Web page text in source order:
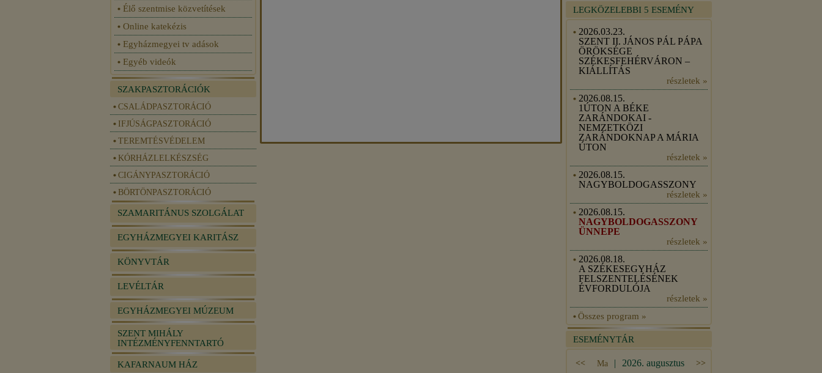
Élő szentmise közvetítések
Online katekézis
Egyházmegyei tv adások
Egyéb videók
SZAKPASZTORÁCIÓK
CSALÁDPASZTORÁCIÓ
IFJÚSÁGPASZTORÁCIÓ
TEREMTÉSVÉDELEM
KÓRHÁZLELKÉSZSÉG
CIGÁNYPASZTORÁCIÓ
BÖRTÖNPASZTORÁCIÓ
SZAMARITÁNUS SZOLGÁLAT
EGYHÁZMEGYEI KARITÁSZ
KÖNYVTÁR
LEVÉLTÁR
EGYHÁZMEGYEI MÚZEUM
SZENT MIHÁLY
INTÉZMÉNYFENNTARTÓ
KAFARNAUM HÁZ
LEGKÖZELEBBI 5 ESEMÉNY
2026.03.23.
SZENT II. JÁNOS PÁL PÁPA
ÖRÖKSÉGE
SZÉKESFEHÉRVÁRON –
KIÁLLÍTÁS
részletek »
2026.08.15.
1ÚTON A BÉKE
ZARÁNDOKAI -
NEMZETKÖZI
ZARÁNDOKNAP A MÁRIA
ÚTON
részletek »
2026.08.15.
NAGYBOLDOGASSZONY
részletek »
2026.08.15.
NAGYBOLDOGASSZONY
ÜNNEPE
részletek »
2026.08.18.
A SZÉKESEGYHÁZ
FELSZENTELÉSÉNEK
ÉVFORDULÓJA
részletek »
Összes program »
ESEMÉNYTÁR